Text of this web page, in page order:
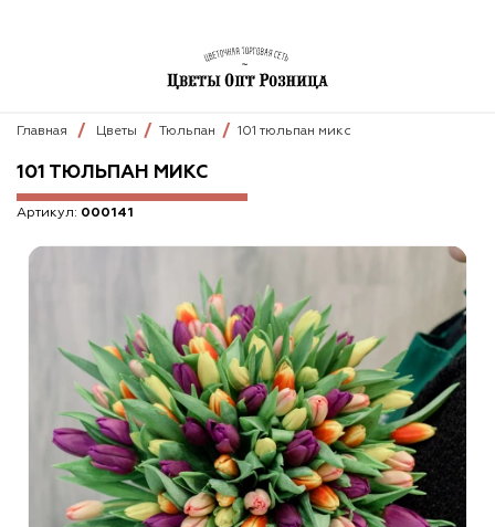
Главная Цветы Тюльпан 101 тюльпан микс
101 ТЮЛЬПАН МИКС
Артикул: 000141